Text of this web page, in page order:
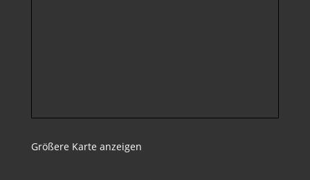
Größere Karte anzeigen